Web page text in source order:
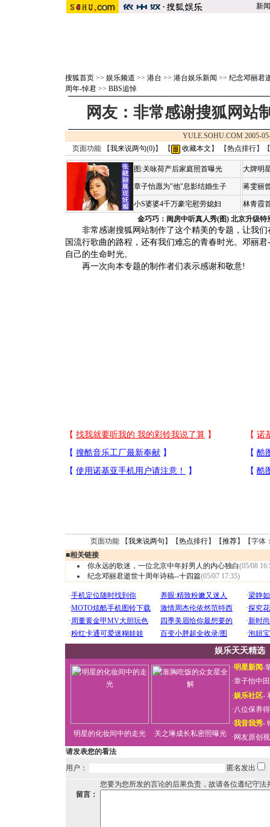
新闻
搜狐首页 >> 娱乐频道 >> 港台 >> 港台娱乐新闻 >> 纪念邓丽君
周年-悼君 >> BBS追悼
网友：非常感谢搜狐网站
YULE.SOHU.COM 2005-
页面功能 【我来说两句(0)】 【 收藏本文 】 【热点排行】【
图:关咏荷产后家庭照首曝光
章子怡愿为"他"息影结婚生子
小S婆婆4千万豪宅慰劳媳妇
大牌明
蒋雯丽
林青霞
金巧巧：闺房中听真人秀(图) 北京升级特
非常感谢搜狐网站制作了这个精美的专题，让我们
国流行歌曲的路程，还有我们难忘的青春时光。邓丽
自己的生命时光。
再一次向本专题的制作者们表示感谢和敬意!
页面功能 【我来说两句 】【热点排行】【推荐】【字体
■相关链接
你永远的歌迷，一位北京中年好男人的内心独白(05/08
纪念邓丽君逝世十周年诗稿--十四篇(05/07 17:35)
娱乐天天精选
明星的化妆间中的走光 关之琳成长私密照曝光
·明星新闻-
·章子怡中
·娱乐社区-
·八位保养
·我音我秀-
· 网友原创
请发表您的看法
用户：
匿名发出
您要为您所发的言论的后果负责，故请各位遵纪守法
留言：